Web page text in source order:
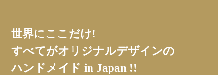
世界にここだけ!
すべてがオリジナルデザインの
ハンドメイド in Japan !!